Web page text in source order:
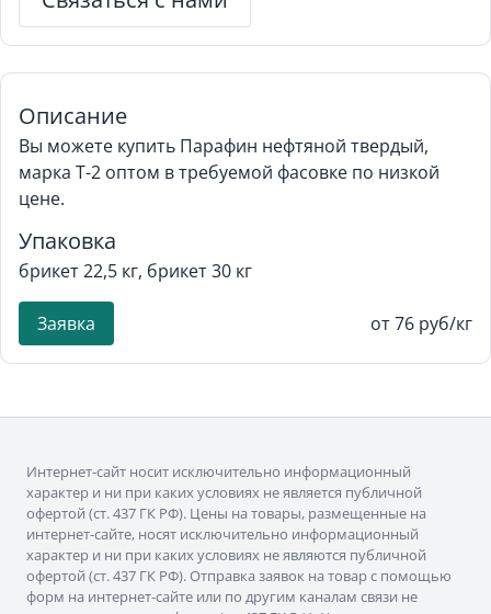
Описание
Вы можете купить Парафин нефтяной твердый,
марка Т-2 оптом в требуемой фасовке по низкой
цене.
Упаковка
брикет 22,5 кг, брикет 30 кг
Заявка от 76 руб/кг
Интернет-сайт носит исключительно информационный
характер и ни при каких условиях не является публичной
офертой (ст. 437 ГК РФ). Цены на товары, размещенные на
интернет-сайте, носят исключительно информационный
характер и ни при каких условиях не являются публичной
офертой (ст. 437 ГК РФ). Отправка заявок на товар с помощью
форм на интернет-сайте или по другим каналам связи не